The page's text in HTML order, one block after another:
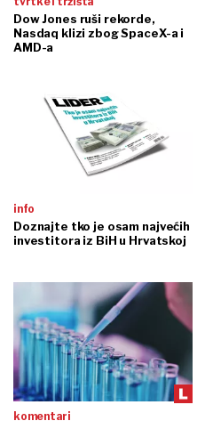
Dow Jones ruši rekorde,
Nasdaq klizi zbog SpaceX-a i
AMD-a
info
Doznajte tko je osam najvećih
investitora iz BiH u Hrvatskoj
komentari